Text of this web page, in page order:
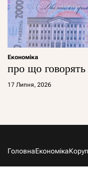
Економіка
про що говорять
17 Липня, 2026
ГоловнаЕкономіка